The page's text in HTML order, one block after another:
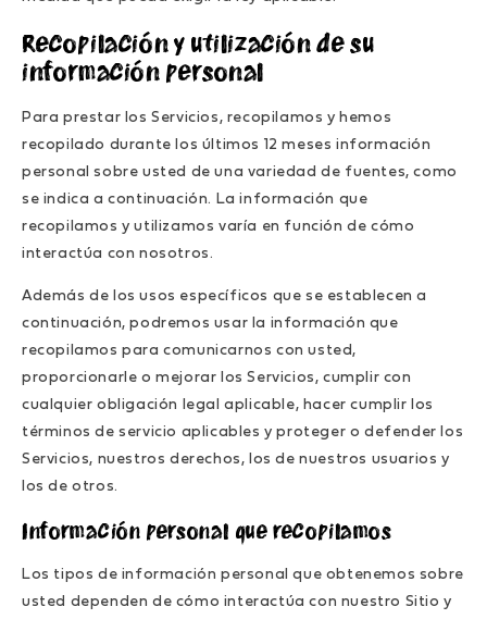
Recopilación y utilización de su
información personal
Para prestar los Servicios, recopilamos y hemos
recopilado durante los últimos 12 meses información
personal sobre usted de una variedad de fuentes, como
se indica a continuación. La información que
recopilamos y utilizamos varía en función de cómo
interactúa con nosotros.
Además de los usos específicos que se establecen a
continuación, podremos usar la información que
recopilamos para comunicarnos con usted,
proporcionarle o mejorar los Servicios, cumplir con
cualquier obligación legal aplicable, hacer cumplir los
términos de servicio aplicables y proteger o defender los
Servicios, nuestros derechos, los de nuestros usuarios y
los de otros.
Información personal que recopilamos
Los tipos de información personal que obtenemos sobre
usted dependen de cómo interactúa con nuestro Sitio y